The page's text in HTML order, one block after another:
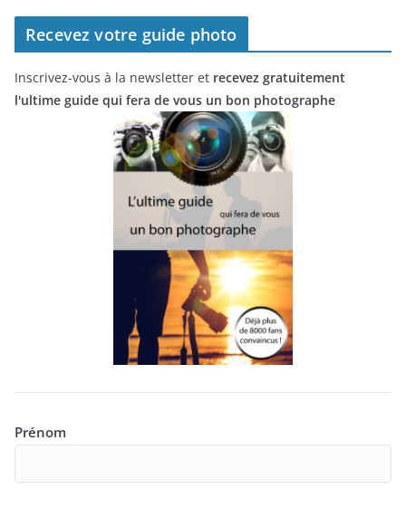
Recevez votre guide photo
Inscrivez-vous à la newsletter et recevez gratuitement
l'ultime guide qui fera de vous un bon photographe
Prénom